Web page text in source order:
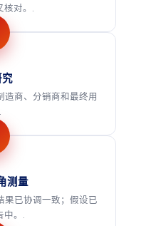
核对。.
造商、分销商和最终用
测量
果已协调一致；假设已
中。.